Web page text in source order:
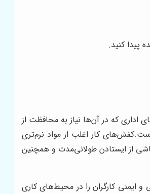
پیدا کنید.
که در آن‌ها نیاز به محافظت از
.کفش‌های کار اغلب از مواد نرم‌تری
از ایستادن طولانی‌مدت و همچنین
کارگران را در محیط‌های کاری